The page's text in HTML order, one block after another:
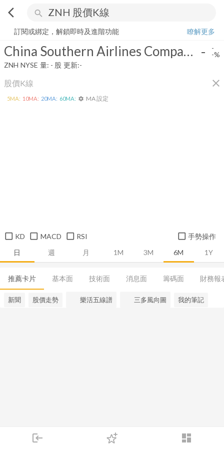
arrow_back_ios search
login dashboard
下單
China Southern Airlines Company Limited
訂閱或綁定，解鎖即時及進階功能
瞭解更多
China Southern Airlines Company Limited - -
-%
ZNH NYSE 量: - 股 更新:-
股價K線 close
日 週 月 1M 3M 6M 1Y
5MA: 10MA: 20MA: 60MA: settings MA 設定
KD MACD RSI 手勢操作
推薦卡片 基本面 技術面 消息面 籌碼面 財務報
新聞 股價走勢 樂活五線譜 三多風向圖 我的筆記